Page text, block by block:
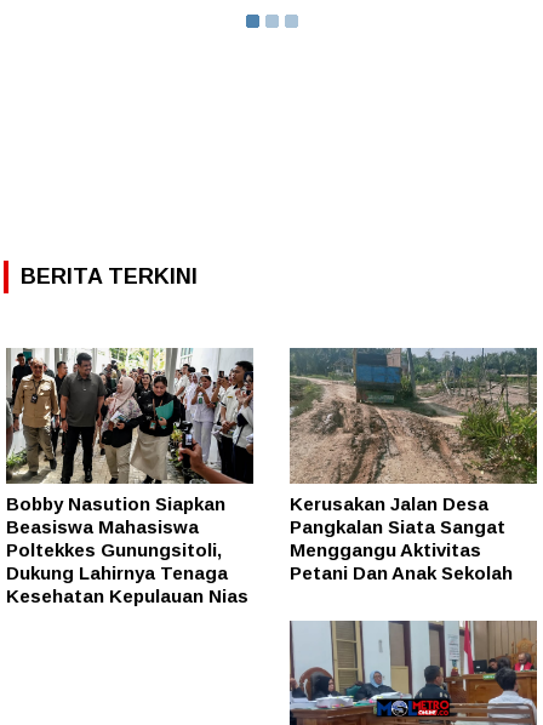
BERITA TERKINI
Bobby Nasution Siapkan
Beasiswa Mahasiswa
Poltekkes Gunungsitoli,
Dukung Lahirnya Tenaga
Kesehatan Kepulauan Nias
Kerusakan Jalan Desa
Pangkalan Siata Sangat
Menggangu Aktivitas
Petani Dan Anak Sekolah